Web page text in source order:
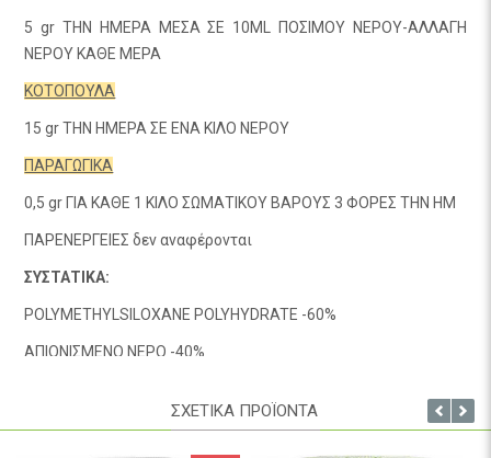
5 gr ΤΗΝ ΗΜΕΡΑ ΜΕΣΑ ΣΕ 10ML ΠΟΣΙΜΟΥ ΝΕΡΟΥ-ΑΛΛΑΓΗ
ΝΕΡΟΥ ΚΑΘΕ ΜΕΡΑ
ΚΟΤΟΠΟΥΛΑ
15 gr ΤΗΝ ΗΜΕΡΑ ΣΕ ΕΝΑ ΚΙΛΟ ΝΕΡΟΥ
ΠΑΡΑΓΩΓΙΚΑ
0,5 gr ΓΙΑ ΚΑΘΕ 1 ΚΙΛΟ ΣΩΜΑΤΙΚΟΥ ΒΑΡΟΥΣ 3 ΦΟΡΕΣ ΤΗΝ ΗΜ
ΠΑΡΕΝΕΡΓΕΙΕΣ δεν αναφέρονται
ΣΥΣΤΑΤΙΚΑ:
POLYMETHYLSILOXANE POLYHYDRATE -60%
AΠΙΟΝΙΣΜΕΝΟ ΝΕΡΟ -40%
ΣΧΕΤΙΚΑ ΠΡΟΪΟΝΤΑ